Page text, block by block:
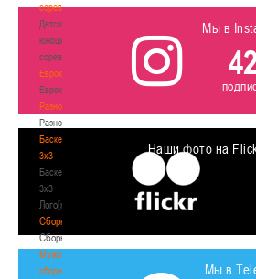
соревнования
Детско-
юношеские
соревнования
Еврокубки
Еврокубки
Разное
Разное
Баскетбол
3х3
Баскетбол
3х3
Лого[modid=121]
Сборные
Сборные
Мужские
сборные
Мы в
Наши фото на
Мы в